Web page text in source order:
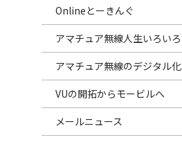
Onlineとーきんぐ
アマチュア無線人生いろいろ
アマチュア無線のデジタル化
VUの開拓からモービルへ
メールニュース